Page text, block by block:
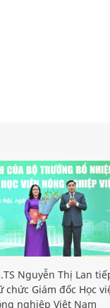
Nguyễn Thị Lan
chức Giám đốc Học
nghiệp Việt Nam